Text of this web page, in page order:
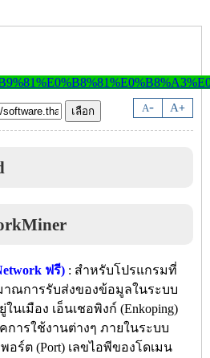
A- A+
ฟรี) : สำหรับโปรแกรมที่
ณการรับส่งของข้อมูลในระบบ
นเมือง เอ็นเชอพิงก์ (Enkoping)
การใช้งานต่างๆ ภายในระบบ
อร์ต (Port) เลขไอพีของโดเมน